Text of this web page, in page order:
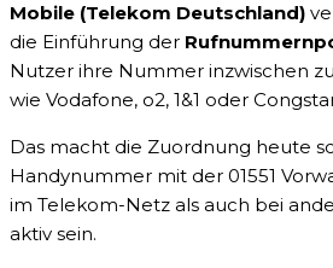
Mobile (Telekom Deutschland)
die Einführung der
Nutzer ihre Nummer inzwischen
wie Vodafone, o2, 1&1 oder
Das macht die Zuordnung heute
Handynummer mit der 01551
im Telekom-Netz als auch bei
aktiv sein.